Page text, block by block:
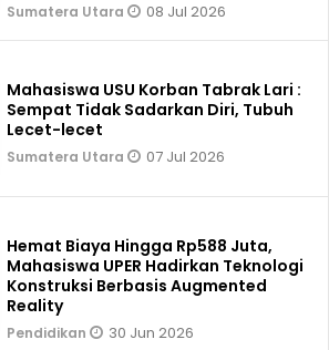
Sumatera Utara 08 Jul 2026
Mahasiswa USU Korban Tabrak Lari :
Sempat Tidak Sadarkan Diri, Tubuh
Lecet-lecet
Sumatera Utara 07 Jul 2026
Hemat Biaya Hingga Rp588 Juta,
Mahasiswa UPER Hadirkan Teknologi
Konstruksi Berbasis Augmented
Reality
Pendidikan 30 Jun 2026